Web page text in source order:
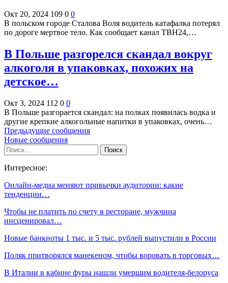
Окт 20, 2024 109 0 0
В польском городе Сталова Воля водитель катафалка потерял
по дороге мертвое тело. Как сообщает канал ТВН24,…
В Польше разгорелся скандал вокруг
алкоголя в упаковках, похожих на
детское…
Окт 3, 2024 112 0 0
В Польше разгорается скандал: на полках появилась водка и
другие крепкие алкогольные напитки в упаковках, очень…
Предыдущие сообщения
Новые сообщения
Интересное:
Онлайн-медиа меняют привычки аудитории: какие
тенденции…
Чтобы не платить по счету в ресторане, мужчина
инсценировал…
Новые банкноты 1 тыс. и 5 тыс. рублей выпустили в России
Поляк притворялся манекеном, чтобы воровать в торговых…
В Италии в кабине фуры нашли умершим водителя-белоруса